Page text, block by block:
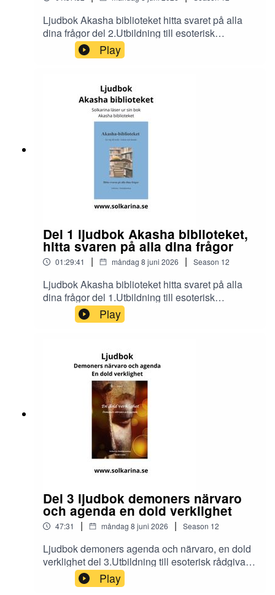
Ljudbok Akasha biblioteket hitta svaret på alla
dina frågor del 2.Utbildning till esoterisk
rådgivare och dimensionsmedium
https://solkarina.se/produkt/dimensionell-
Sinnligkunskap, TACKMin facebook grupp
https://www.facebook.com/groups/16251419920
40360.Solkarina Sinnligkunskap®
//.http://www.medireiki.sehttp://www.solkarina.seh
ttp://www.sannessens.se min digitala
kursgårdInstagram:
http://www.instagram.com/iamsolkarina.seFaceb
ook: https://www.facebook.com/profile.php?
id=61573215027349Youtube:
https://www.youtube.com/@solkarinaKalender:htt
ps://solkarina.se/kalender/
Play
Del 1 ljudbok Akasha biblioteket,
hitta svaren på alla dina frågor
01:29:41 | måndag 8 juni 2026 | Season 12
Ljudbok Akasha biblioteket hitta svaret på alla
dina frågor del 1.Utbildning till esoterisk
rådgivare och dimensionsmedium
https://solkarina.se/produkt/dimensionell-
https://www.facebook.com/groups/16251419920
40360.Solkarina Sinnligkunskap®
//.http://www.medireiki.sehttp://www.solkarina.seh
ttp://www.sannessens.se min digitala
kursgårdInstagram:
http://www.instagram.com/iamsolkarina.seFaceb
ook: https://www.facebook.com/profile.php?
id=61573215027349Youtube:
https://www.youtube.com/@solkarinaKalender:htt
ps://solkarina.se/kalender/
Play
Del 3 ljudbok demoners närvaro
och agenda en dold verklighet
47:31 | måndag 8 juni 2026 | Season 12
Ljudbok demoners agenda och närvaro, en dold
verklighet del 3.Utbildning till esoterisk rådgivare
och dimensionsmedium
https://solkarina.se/produkt/dimensionell-
Play